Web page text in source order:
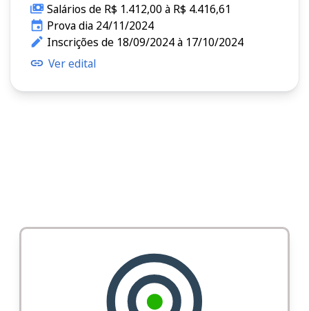
Salários de R$ 1.412,00 à R$ 4.416,61
Prova dia 24/11/2024
Inscrições de 18/09/2024 à 17/10/2024
Ver edital